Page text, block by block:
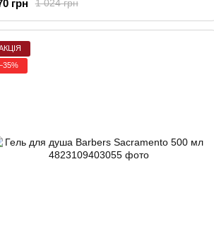
Barbers
1 024 грн
грн